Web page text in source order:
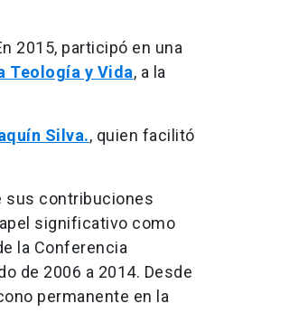
2015, participó en una
Teología y Vida, a la
Silva., quien facilitó
sus contribuciones
significativo como
la Conferencia
de 2006 a 2014. Desde
permanente en la